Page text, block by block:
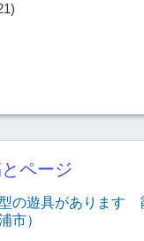
ページ
の遊具があります
市）